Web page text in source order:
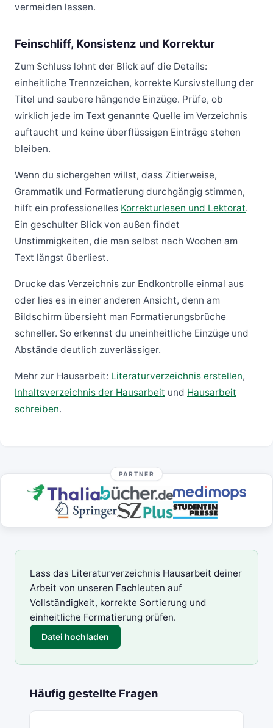
vermeiden lassen.
Feinschliff, Konsistenz und Korrektur
Zum Schluss lohnt der Blick auf die Details:
einheitliche Trennzeichen, korrekte Kursivstellung der
Titel und saubere hängende Einzüge. Prüfe, ob
wirklich jede im Text genannte Quelle im Verzeichnis
auftaucht und keine überflüssigen Einträge stehen
bleiben.
Wenn du sichergehen willst, dass Zitierweise,
Grammatik und Formatierung durchgängig stimmen,
hilft ein professionelles Korrekturlesen und Lektorat.
Ein geschulter Blick von außen findet
Unstimmigkeiten, die man selbst nach Wochen am
Text längst überliest.
Drucke das Verzeichnis zur Endkontrolle einmal aus
oder lies es in einer anderen Ansicht, denn am
Bildschirm übersieht man Formatierungsbrüche
schneller. So erkennst du uneinheitliche Einzüge und
Abstände deutlich zuverlässiger.
Mehr zur Hausarbeit: Literaturverzeichnis erstellen,
Inhaltsverzeichnis der Hausarbeit und Hausarbeit
schreiben.
PARTNER
Lass das Literaturverzeichnis Hausarbeit deiner
Arbeit von unseren Fachleuten auf
Vollständigkeit, korrekte Sortierung und
einheitliche Formatierung prüfen.
Datei hochladen
Häufig gestellte Fragen